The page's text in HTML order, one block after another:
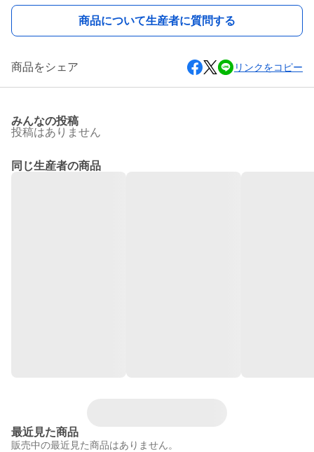
商品について生産者に質問する
商品をシェア リンクをコピー
みんなの投稿
投稿はありません
同じ生産者の商品
最近見た商品
販売中の最近見た商品はありません。